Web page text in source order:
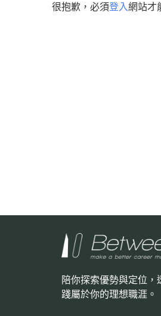
很抱歉，必須登入網站才
陪你探索優勢與定位
踐屬於你的理想職涯。